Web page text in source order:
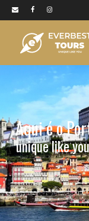
unique like you
Aqui é o